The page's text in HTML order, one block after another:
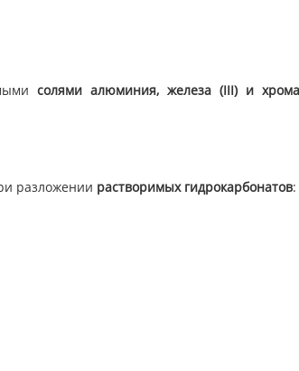
солями алюминия, железа (III) и
разложении растворимых гидрокарбонатов: